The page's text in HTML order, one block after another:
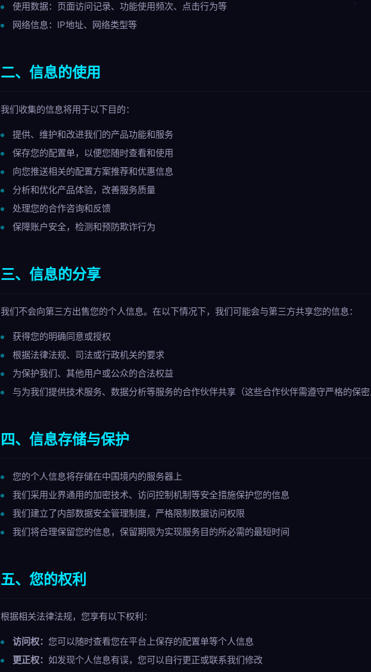
使用数据：页面访问记录、功能使用频次、点击行为等
网络信息：IP地址、网络类型等
二、信息的使用
我们收集的信息将用于以下目的：
提供、维护和改进我们的产品功能和服务
保存您的配置单，以便您随时查看和使用
向您推送相关的配置方案推荐和优惠信息
分析和优化产品体验，改善服务质量
处理您的合作咨询和反馈
保障账户安全，检测和预防欺诈行为
三、信息的分享
我们不会向第三方出售您的个人信息。在以下情况下，我们可能会与第三方共享您的信息：
获得您的明确同意或授权
根据法律法规、司法或行政机关的要求
为保护我们、其他用户或公众的合法权益
与为我们提供技术服务、数据分析等服务的合作伙伴共享（这些合作伙伴需遵守严格的保
四、信息存储与保护
您的个人信息将存储在中国境内的服务器上
我们采用业界通用的加密技术、访问控制机制等安全措施保护您的信息
我们建立了内部数据安全管理制度，严格限制数据访问权限
我们将合理保留您的信息，保留期限为实现服务目的所必需的最短时间
五、您的权利
根据相关法律法规，您享有以下权利：
访问权： 您可以随时查看您在平台上保存的配置单等个人信息
更正权： 如发现个人信息有误，您可以自行更正或联系我们修改